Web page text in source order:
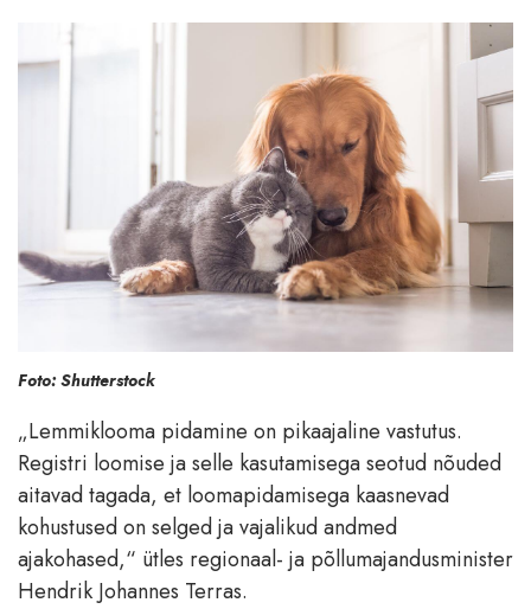
Foto: Shutterstock
„Lemmiklooma pidamine on pikaajaline vastutus.
Registri loomise ja selle kasutamisega seotud nõuded
aitavad tagada, et loomapidamisega kaasnevad
kohustused on selged ja vajalikud andmed
ajakohased,“ ütles regionaal- ja põllumajandusminister
Hendrik Johannes Terras.